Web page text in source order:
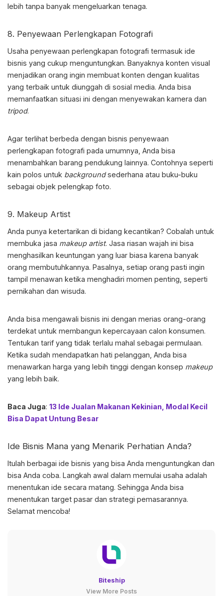
lebih tanpa banyak mengeluarkan tenaga.
8. Penyewaan Perlengkapan Fotografi
Usaha penyewaan perlengkapan fotografi termasuk ide
bisnis yang cukup menguntungkan. Banyaknya konten visual
menjadikan orang ingin membuat konten dengan kualitas
yang terbaik untuk diunggah di sosial media. Anda bisa
memanfaatkan situasi ini dengan menyewakan kamera dan
tripod.
Agar terlihat berbeda dengan bisnis penyewaan
perlengkapan fotografi pada umumnya, Anda bisa
menambahkan barang pendukung lainnya. Contohnya seperti
kain polos untuk backgroundsederhana atau buku-buku
sebagai objek pelengkap foto.
9. Makeup Artist
Anda punya ketertarikan di bidang kecantikan? Cobalah untuk
membuka jasa makeup artist. Jasa riasan wajah ini bisa
menghasilkan keuntungan yang luar biasa karena banyak
orang membutuhkannya. Pasalnya, setiap orang pasti ingin
tampil menawan ketika menghadiri momen penting, seperti
pernikahan dan wisuda.
Anda bisa mengawali bisnis ini dengan merias orang-orang
terdekat untuk membangun kepercayaan calon konsumen.
Tentukan tarif yang tidak terlalu mahal sebagai permulaan.
Ketika sudah mendapatkan hati pelanggan, Anda bisa
menawarkan harga yang lebih tinggi dengan konsep makeup
yang lebih baik.
Baca Juga: 13 Ide Jualan Makanan Kekinian, Modal Kecil
Bisa Dapat Untung Besar
Ide Bisnis Mana yang Menarik Perhatian Anda?
Itulah berbagai ide bisnis yang bisa Anda menguntungkan dan
bisa Anda coba. Langkah awal dalam memulai usaha adalah
menentukan ide secara matang. Sehingga Anda bisa
menentukan target pasar dan strategi pemasarannya.
Selamat mencoba!
Biteship
View More Posts